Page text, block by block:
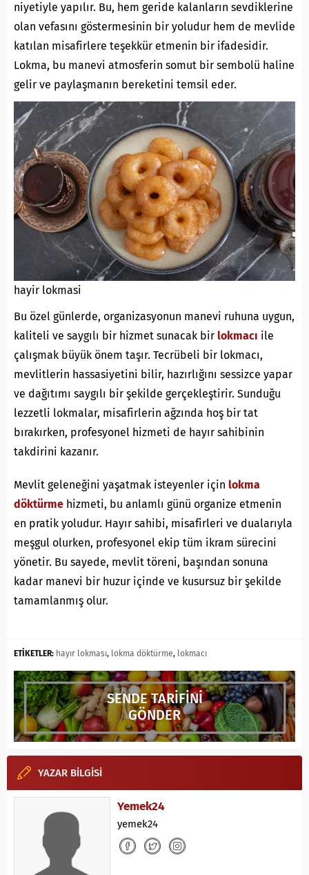
niyetiyle yapılır. Bu, hem geride kalanların sevdiklerine
olan vefasını göstermesinin bir yoludur hem de mevlide
katılan misafirlere teşekkür etmenin bir ifadesidir.
Lokma, bu manevi atmosferin somut bir sembolü haline
gelir ve paylaşmanın bereketini temsil eder.
hayir lokmasi
Bu özel günlerde, organizasyonun manevi ruhuna uygun,
kaliteli ve saygılı bir hizmet sunacak bir lokmacı ile
çalışmak büyük önem taşır. Tecrübeli bir lokmacı,
mevlitlerin hassasiyetini bilir, hazırlığını sessizce yapar
ve dağıtımı saygılı bir şekilde gerçekleştirir. Sunduğu
lezzetli lokmalar, misafirlerin ağzında hoş bir tat
bırakırken, profesyonel hizmeti de hayır sahibinin
takdirini kazanır.
Mevlit geleneğini yaşatmak isteyenler için lokma
döktürme hizmeti, bu anlamlı günü organize etmenin
en pratik yoludur. Hayır sahibi, misafirleri ve dualarıyla
meşgul olurken, profesyonel ekip tüm ikram sürecini
yönetir. Bu sayede, mevlit töreni, başından sonuna
kadar manevi bir huzur içinde ve kusursuz bir şekilde
tamamlanmış olur.
ETİKETLER: hayır lokması, lokma döktürme, lokmacı
SENDE TARİFİNİ
GÖNDER
YAZAR BİLGİSİ
Yemek24
yemek24